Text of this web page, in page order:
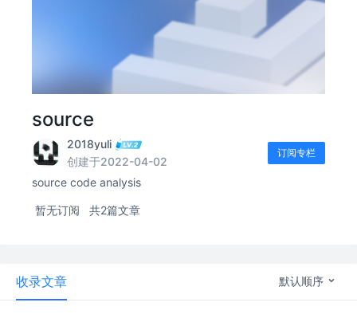
source
2018yuli
创建于2022-04-02
订阅专栏
source code analysis
暂无订阅 共2篇文章
收录文章 默认顺序